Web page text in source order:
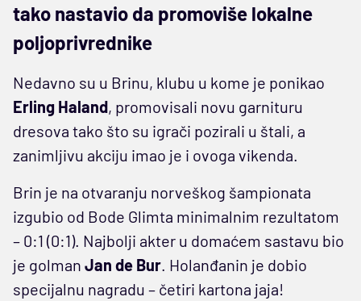
tako nastavio da promoviše lokalne
poljoprivrednike
Nedavno su u Brinu, klubu u kome je ponikao
Erling Haland, promovisali novu garnituru
dresova tako što su igrači pozirali u štali, a
zanimljivu akciju imao je i ovoga vikenda.
Brin je na otvaranju norveškog šampionata
izgubio od Bode Glimta minimalnim rezultatom
– 0:1 (0:1). Najbolji akter u domaćem sastavu bio
je golman Jan de Bur. Holanđanin je dobio
specijalnu nagradu – četiri kartona jaja!